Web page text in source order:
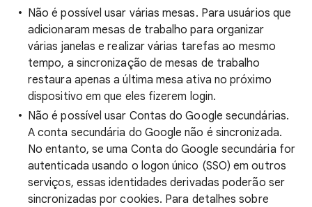
Não é possível usar várias mesas. Para usuários que
adicionaram mesas de trabalho para organizar
várias janelas e realizar várias tarefas ao mesmo
tempo, a sincronização de mesas de trabalho
restaura apenas a última mesa ativa no próximo
dispositivo em que eles fizerem login.
Não é possível usar Contas do Google secundárias.
A conta secundária do Google não é sincronizada.
No entanto, se uma Conta do Google secundária for
autenticada usando o logon único (SSO) em outros
serviços, essas identidades derivadas poderão ser
sincronizadas por cookies. Para detalhes sobre